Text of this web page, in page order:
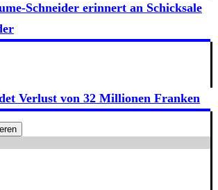
Schneider erinnert an Schicksale
Verlust von 32 Millionen Franken